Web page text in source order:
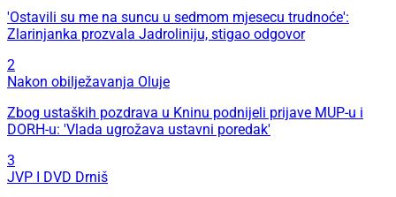
'Ostavili su me na suncu u sedmom mjesecu trudnoće':
Zlarinjanka prozvala Jadroliniju, stigao odgovor
2
Nakon obilježavanja Oluje
Zbog ustaških pozdrava u Kninu podnijeli prijave MUP-u i
DORH-u: 'Vlada ugrožava ustavni poredak'
3
JVP I DVD Drniš